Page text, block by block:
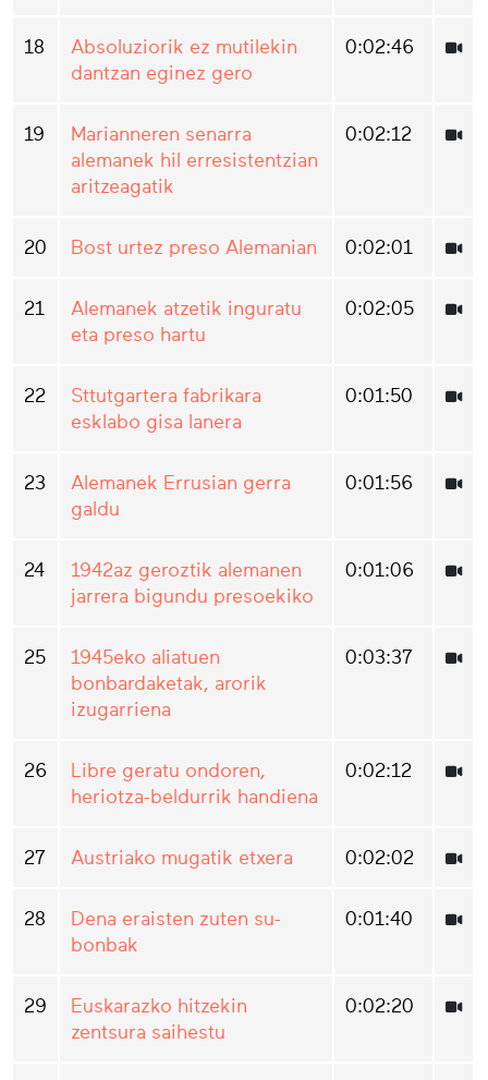
18
Absoluziorik ez mutilekin
dantzan eginez gero
0:02:46
19
Marianneren senarra
alemanek hil erresistentzian
aritzeagatik
0:02:12
20 Bost urtez preso Alemanian 0:02:01
21
Alemanek atzetik inguratu
eta preso hartu
0:02:05
22
Sttutgartera fabrikara
esklabo gisa lanera
0:01:50
23
Alemanek Errusian gerra
galdu
0:01:56
24
1942az geroztik alemanen
jarrera bigundu presoekiko
0:01:06
25
1945eko aliatuen
bonbardaketak, arorik
izugarriena
0:03:37
26
Libre geratu ondoren,
heriotza-beldurrik handiena
0:02:12
27 Austriako mugatik etxera 0:02:02
28
Dena eraisten zuten su-
bonbak
0:01:40
29
Euskarazko hitzekin
zentsura saihestu
0:02:20